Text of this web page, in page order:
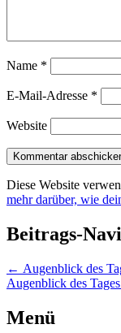
Name *
E-Mail-Adresse *
Website
Diese Website
mehr darüber, wie
Beitrags-
← Augenblick des
Augenblick des
Menü